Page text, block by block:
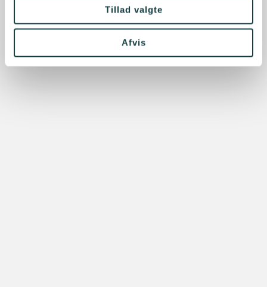
Tillad valgte
Afvis